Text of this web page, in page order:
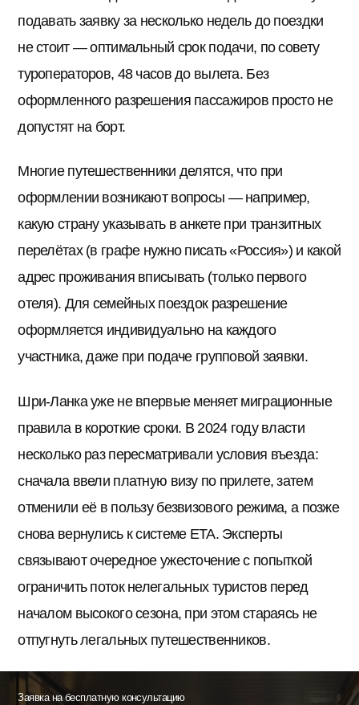
подавать заявку за несколько недель до поездки
не стоит — оптимальный срок подачи, по совету
туроператоров, 48 часов до вылета. Без
оформленного разрешения пассажиров просто не
допустят на борт.
Многие путешественники делятся, что при
оформлении возникают вопросы — например,
какую страну указывать в анкете при транзитных
перелётах (в графе нужно писать «Россия») и какой
адрес проживания вписывать (только первого
отеля). Для семейных поездок разрешение
оформляется индивидуально на каждого
участника, даже при подаче групповой заявки.
Шри-Ланка уже не впервые меняет миграционные
правила в короткие сроки. В 2024 году власти
несколько раз пересматривали условия въезда:
сначала ввели платную визу по прилете, затем
отменили её в пользу безвизового режима, а позже
снова вернулись к системе ETA. Эксперты
связывают очередное ужесточение с попыткой
ограничить поток нелегальных туристов перед
началом высокого сезона, при этом стараясь не
отпугнуть легальных путешественников.
Заявка на бесплатную консультацию